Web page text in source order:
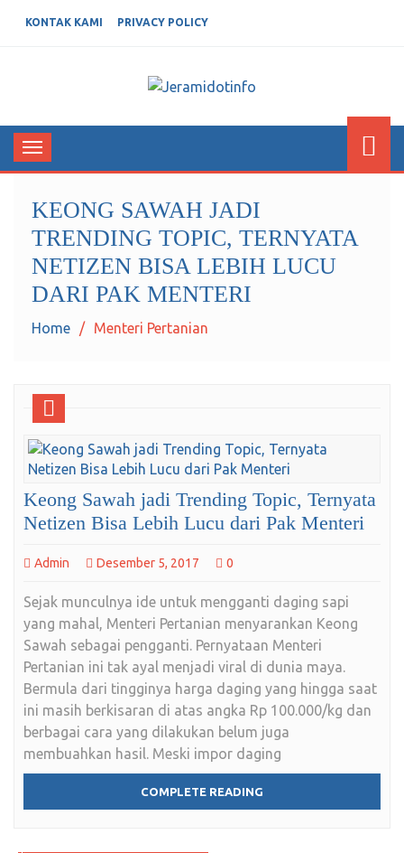
KONTAK KAMI PRIVACY POLICY
JERAMIDOTINFO
Toggle
navigation
KEONG SAWAH JADI
TRENDING TOPIC, TERNYATA
NETIZEN BISA LEBIH LUCU
DARI PAK MENTERI
Home Menteri Pertanian
Keong Sawah jadi Trending Topic, Ternyata
Netizen Bisa Lebih Lucu dari Pak Menteri
Admin Desember 5, 2017 0
Sejak munculnya ide untuk mengganti daging sapi
yang mahal, Menteri Pertanian menyarankan Keong
Sawah sebagai pengganti. Pernyataan Menteri
Pertanian ini tak ayal menjadi viral di dunia maya.
Bermula dari tingginya harga daging yang hingga saat
ini masih berkisaran di atas angka Rp 100.000/kg dan
berbagai cara yang dilakukan belum juga
membuahkan hasil. Meski impor daging
COMPLETE READING